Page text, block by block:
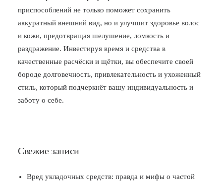
приспособлений не только поможет сохранить
аккуратный внешний вид, но и улучшит здоровье волос
и кожи, предотвращая шелушение, ломкость и
раздражение. Инвестируя время и средства в
качественные расчёски и щётки, вы обеспечите своей
бороде долговечность, привлекательность и ухоженный
стиль, который подчеркнёт вашу индивидуальность и
заботу о себе.
Свежие записи
Вред укладочных средств: правда и мифы о частой